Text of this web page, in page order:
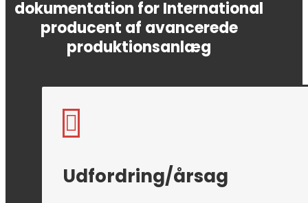
dokumentation for International
producent af avancerede
produktionsanlæg

Udfordring/årsag